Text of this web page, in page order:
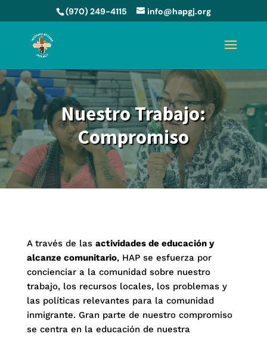
(970) 249-4115 info@hapgj.org
Nuestro Trabajo:
Compromiso
A través de las actividades de educación y
alcanze comunitario, HAP se esfuerza por
concienciar a la comunidad sobre nuestro
trabajo, los recursos locales, los problemas y
las políticas relevantes para la comunidad
inmigrante. Gran parte de nuestro compromiso
se centra en la educación de nuestra